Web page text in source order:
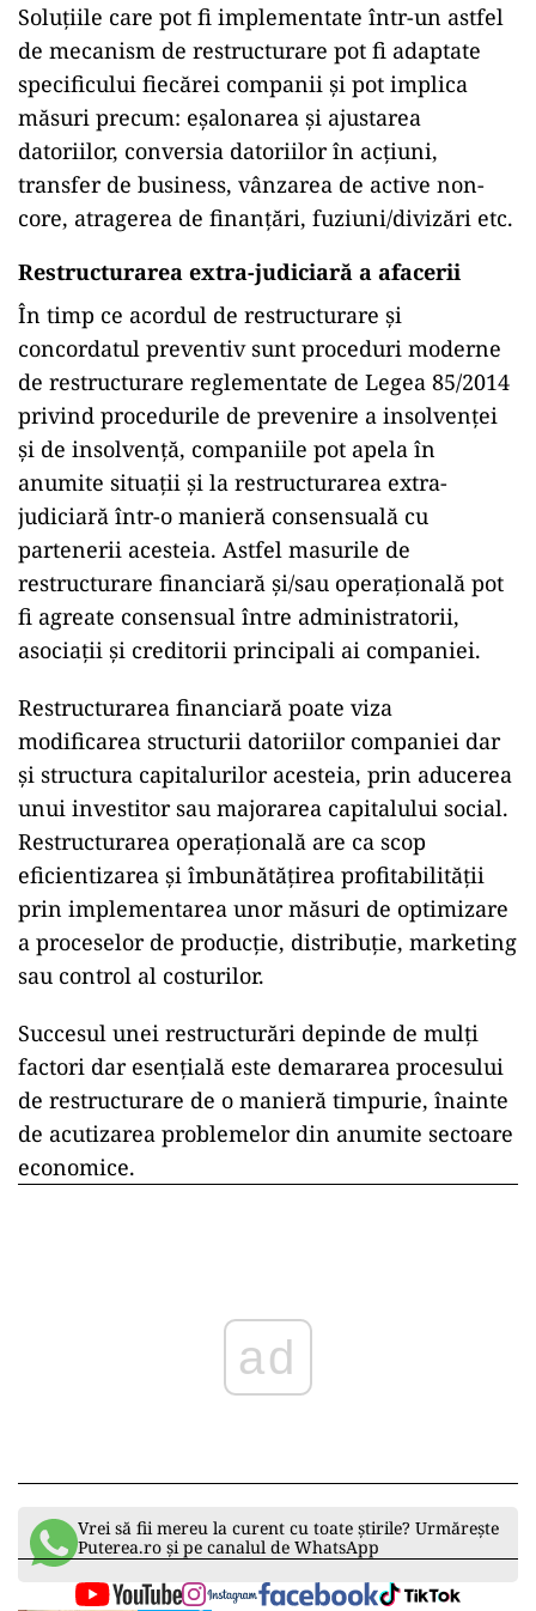
Soluțiile care pot fi implementate într-un astfel
de mecanism de restructurare pot fi adaptate
specificului fiecărei companii și pot implica
măsuri precum: eșalonarea și ajustarea
datoriilor, conversia datoriilor în acțiuni,
transfer de business, vânzarea de active non-
core, atragerea de finanțări, fuziuni/divizări etc.
Restructurarea extra-judiciară a afacerii
În timp ce acordul de restructurare și
concordatul preventiv sunt proceduri moderne
de restructurare reglementate de Legea 85/2014
privind procedurile de prevenire a insolvenței
şi de insolvență, companiile pot apela în
anumite situații și la restructurarea extra-
judiciară într-o manieră consensuală cu
partenerii acesteia. Astfel masurile de
restructurare financiară și/sau operațională pot
fi agreate consensual între administratorii,
asociații și creditorii principali ai companiei.
Restructurarea financiară poate viza
modificarea structurii datoriilor companiei dar
și structura capitalurilor acesteia, prin aducerea
unui investitor sau majorarea capitalului social.
Restructurarea operațională are ca scop
eficientizarea și îmbunătățirea profitabilității
prin implementarea unor măsuri de optimizare
a proceselor de producție, distribuție, marketing
sau control al costurilor.
Succesul unei restructurări depinde de mulți
factori dar esențială este demararea procesului
de restructurare de o manieră timpurie, înainte
de acutizarea problemelor din anumite sectoare
economice.
ad
Vrei să fii mereu la curent cu toate știrile? Urmărește
Puterea.ro și pe canalul de WhatsApp